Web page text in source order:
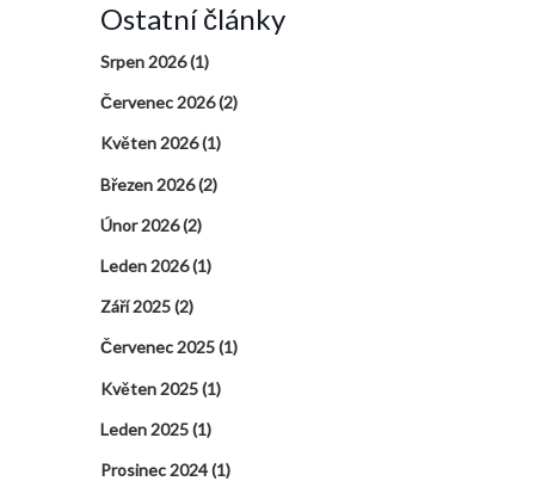
Ostatní články
Srpen 2026(1)
Červenec 2026(2)
Květen 2026(1)
Březen 2026(2)
Únor 2026(2)
Leden 2026(1)
Září 2025(2)
Červenec 2025(1)
Květen 2025(1)
Leden 2025(1)
Prosinec 2024(1)